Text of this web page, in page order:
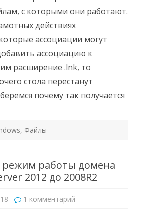
изменение
ассоциаций
файлов
с которыми они работают.
действиях
ассоциации могут
ассоциацию к
расширение .lnk, то
стола перестанут
почему так получается
, Файлы
режим работы домена
2012 до 2008R2
1 комментарий